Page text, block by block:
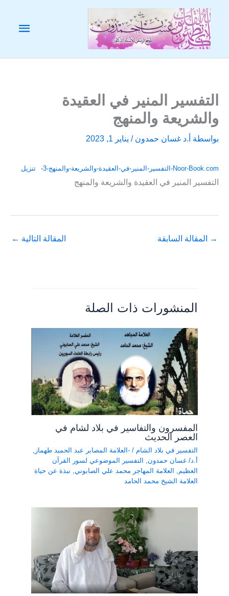
تخطي
المحتوى
التفسير المنير في العقيدة
والشريعة والمنهج
بواسطة أ.د غسان حمدون/ يناير 1, 2023
Noor-Book.com-التفسير-المنير-في-العقيدة-والشريعة-والمنهج-3- تنزيل
التفسير المنير في العقيدة والشريعة والمنهج
→ المقالة السابقة المقالة التالية ←
المنشورات ذات الصلة
المفسرون والتفاسير في بلاد لشام في
العصر الحديث
التفسير في بلاد الشام /-العلامة المصابر عبد الحميد طهماز
أ.د/ غسان حمدون
التفسير الموضوعي لسور القرآن
العظيم
العلامة المهاجر محمد علي الصابوني
نبذة عن حياة
العلامة الشيخ محمد الحامد